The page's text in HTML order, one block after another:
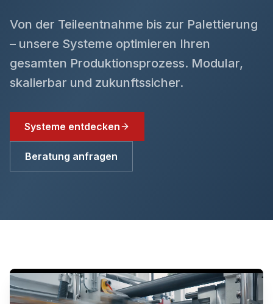
Von der Teileentnahme bis zur Palettierung
– unsere Systeme optimieren Ihren
gesamten Produktionsprozess. Modular,
skalierbar und zukunftssicher.
Systeme entdecken
Beratung anfragen